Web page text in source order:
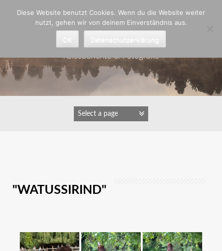
Astrid Padberg
Reiseberichte & Fotografie
"WATUSSIRIND"
Diese Website benutzt Cookies. Wenn du die Website weiter
nutzt, gehen wir von deinem Einverständnis aus.